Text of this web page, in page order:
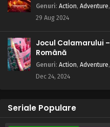
Genuri: Action, Adventure,
29 Aug 2024
Jocul Calamarului
Română
Genuri: Action, Adventure,
Dec 24, 2024
Seriale Populare